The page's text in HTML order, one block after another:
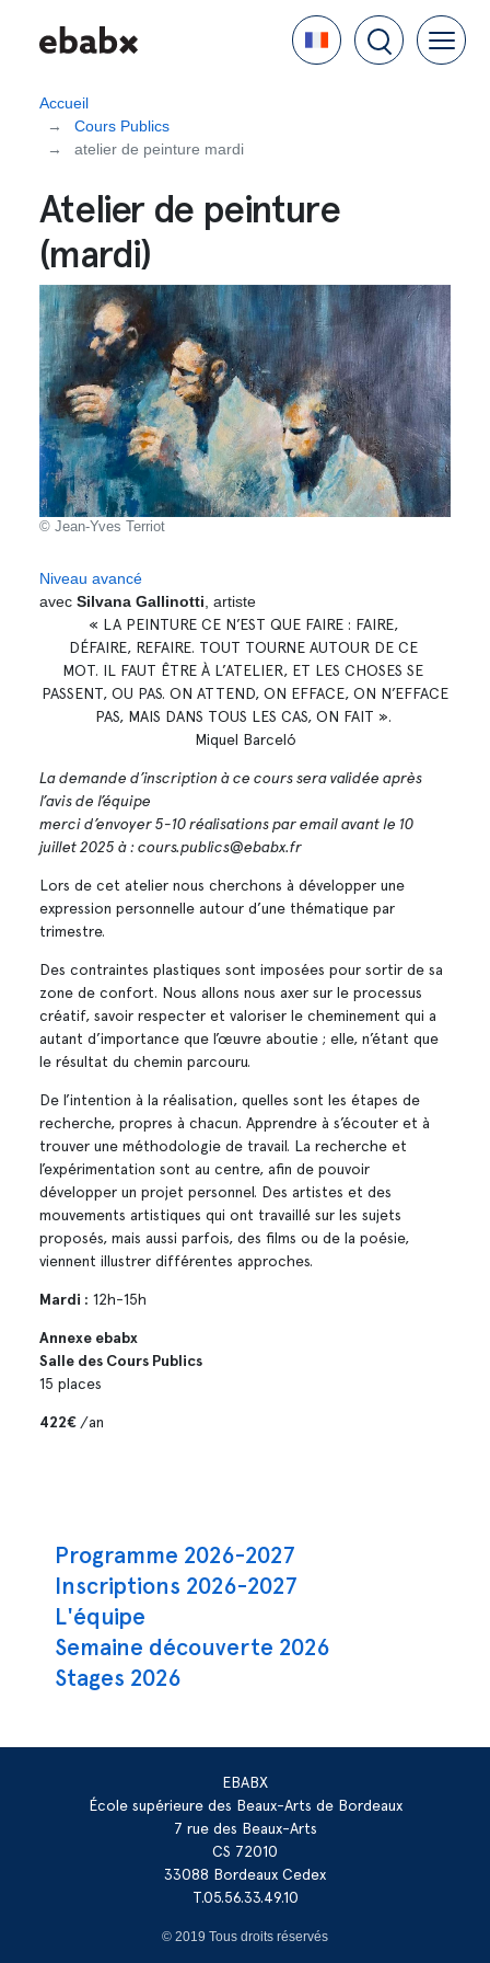
contenu
Language
Accueil
Cours Publics
atelier de peinture mardi
Navigation principale
Programme 2026-2027
Inscriptions 2026-2027
L'équipe
Semaine découverte 2026
Stages 2026
Atelier de peinture
(mardi)
© Jean-Yves Terriot
Niveau avancé
avec Silvana Gallinotti , artiste
« LA PEINTURE CE N’EST QUE FAIRE : FAIRE,
DÉFAIRE, REFAIRE. TOUT TOURNE AUTOUR DE CE
MOT. IL FAUT ÊTRE À L’ATELIER, ET LES CHOSES SE
PASSENT, OU PAS. ON ATTEND, ON EFFACE, ON N’EFFACE
PAS, MAIS DANS TOUS LES CAS, ON FAIT ».
Miquel Barceló
La demande d’inscription à ce cours sera validée après
l’avis de l’équipe
merci d’envoyer 5-10 réalisations par email avant le 10
juillet 2025 à : cours.publics@ebabx.fr
Lors de cet atelier nous cherchons à développer une
expression personnelle autour d’une thématique par
trimestre.
Des contraintes plastiques sont imposées pour sortir de sa
zone de confort. Nous allons nous axer sur le processus
créatif, savoir respecter et valoriser le cheminement qui a
autant d’importance que l’œuvre aboutie ; elle, n’étant que
le résultat du chemin parcouru.
De l’intention à la réalisation, quelles sont les étapes de
recherche, propres à chacun. Apprendre à s’écouter et à
trouver une méthodologie de travail. La recherche et
l’expérimentation sont au centre, afin de pouvoir
développer un projet personnel. Des artistes et des
mouvements artistiques qui ont travaillé sur les sujets
proposés, mais aussi parfois, des films ou de la poésie,
viennent illustrer différentes approches.
Mardi : 12h-15h
Annexe ebabx
Salle des Cours Publics
15 places
422€ /an
EBABX
École supérieure des Beaux-Arts de Bordeaux
7 rue des Beaux-Arts
CS 72010
33088 Bordeaux Cedex
T.05.56.33.49.10
© 2019 Tous droits réservés